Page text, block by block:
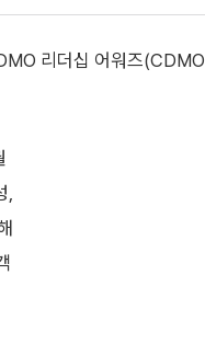
리더십 어워즈(CDMO
,